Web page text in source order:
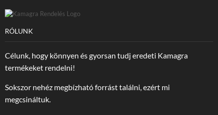
RÓLUNK
Célunk, hogy könnyen és gyorsan tudj eredeti Kamagra
termékeket rendelni!
Sokszor nehéz megbízható forrást találni, ezért mi
megcsináltuk.